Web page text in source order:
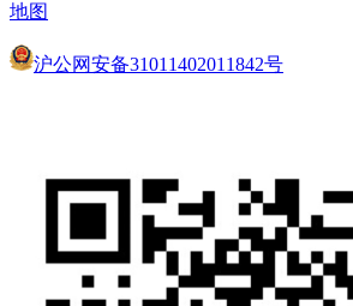
地图
沪公网安备31011402011842号